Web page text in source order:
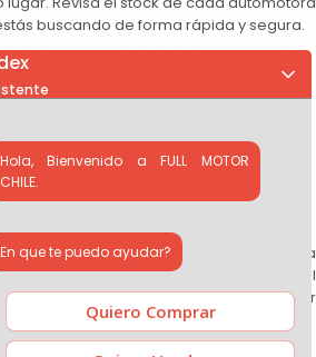
buscando de forma rápida y segura.
DE AUTOS USADOS EN
en FullMotor ofrecen una amplia
SUV y camionetas. Puedes revisar el
comparar precios y contactar
Hola, Bienvenido a FULL MOTOR
CHILE.
En que te puedo ayudar?
Quiero Comprar